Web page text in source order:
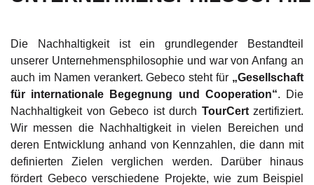
Die Nachhaltigkeit ist ein grundlegender Bestandteil
unserer Unternehmensphilosophie und war von Anfang an
auch im Namen verankert. Gebeco steht für „Gesellschaft
für internationale Begegnung und Cooperation“. Die
Nachhaltigkeit von Gebeco ist durch TourCertzertifiziert.
Wir messen die Nachhaltigkeit in vielen Bereichen und
deren Entwicklung anhand von Kennzahlen, die dann mit
definierten Zielen verglichen werden. Darüber hinaus
fördert Gebeco verschiedene Projekte, wie zum Beispiel